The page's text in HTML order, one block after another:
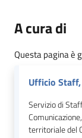
A cura di
Questa pagina è
Ufficio
Servizio di
territoriale del